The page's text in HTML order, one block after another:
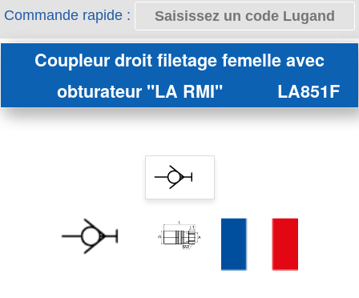
Commande rapide :
Coupleur droit filetage femelle avec
obturateur "LA RMI"
LA851F